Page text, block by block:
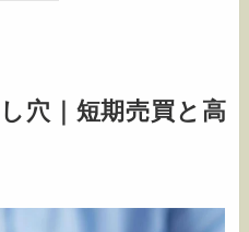
穴｜短期売買と高